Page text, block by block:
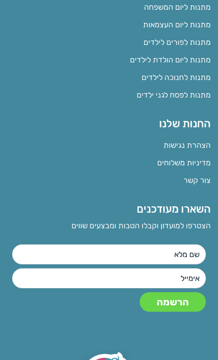
מתנות ליום המשפחה
מתנות ליום העצמאות
מתנות לפורים לילדים
מתנות ליום הולדת לילדים
מתנות לחנוכה לילדים
מתנות לפסח לגני ילדים
החנות שלנו
הצהרת נגישות
מדיניות משלוחים
צור קשר
השארו מעודכנים
הצטרפו למועדון וקבלו הטבות ומבצעים שווים